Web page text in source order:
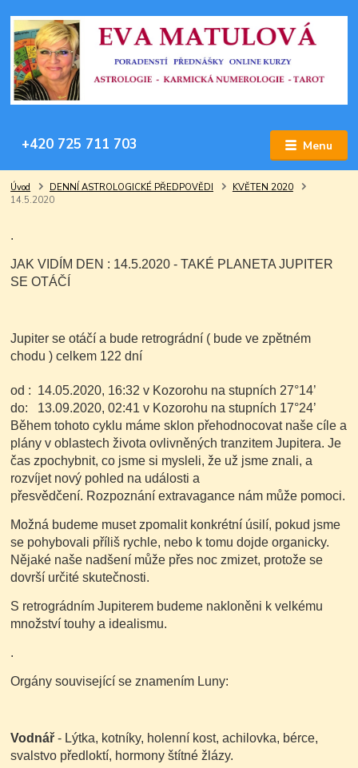
Menu
+420 725 711 703
Úvod DENNÍ ASTROLOGICKÉ PŘEDPOVĚDI
KVĚTEN 2020
14.5.2020
.
JAK VIDÍM DEN : 14.5.2020 - TAKÉ PLANETA JUPITER
SE OTÁČÍ
Jupiter se otáčí a bude retrográdní ( bude ve zpětném
chodu ) celkem 122 dní
od : 14.05.2020, 16:32 v Kozorohu na stupních 27°14’
do: 13.09.2020, 02:41 v Kozorohu na stupních 17°24’
Během tohoto cyklu máme sklon přehodnocovat naše cíle a
plány v oblastech života ovlivněných tranzitem Jupitera. Je
čas zpochybnit, co jsme si mysleli, že už jsme znali, a
rozvíjet nový pohled na události a
přesvědčení. Rozpoznání extravagance nám může pomoci.
Možná budeme muset zpomalit konkrétní úsilí, pokud jsme
se pohybovali příliš rychle, nebo k tomu dojde organicky.
Nějaké naše nadšení může přes noc zmizet, protože se
dovrší určité skutečnosti.
S retrográdním Jupiterem budeme nakloněni k velkému
množství touhy a idealismu.
.
Orgány související se znamením Luny:
Vodnář - Lýtka, kotníky, holenní kost, achilovka, bérce,
svalstvo předloktí, hormony štítné žlázy.